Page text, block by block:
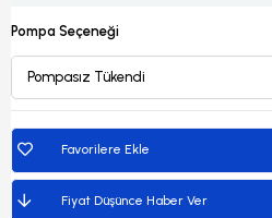
Pompa Seçeneği
Favorilere Ekle
Fiyat Düşünce Haber Ver